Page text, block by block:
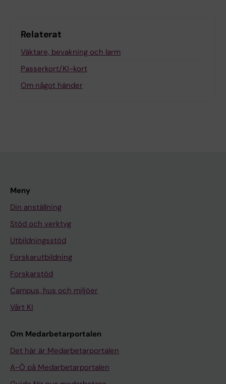
Relaterat
Väktare, bevakning och larm
Passerkort/KI-kort
Om något händer
Meny
Din anställning
Stöd och verktyg
Utbildningsstöd
Forskarutbildning
Forskarstöd
Campus, hus och miljöer
Vårt KI
Om Medarbetarportalen
Det här är Medarbetarportalen
A-Ö på Medarbetarportalen